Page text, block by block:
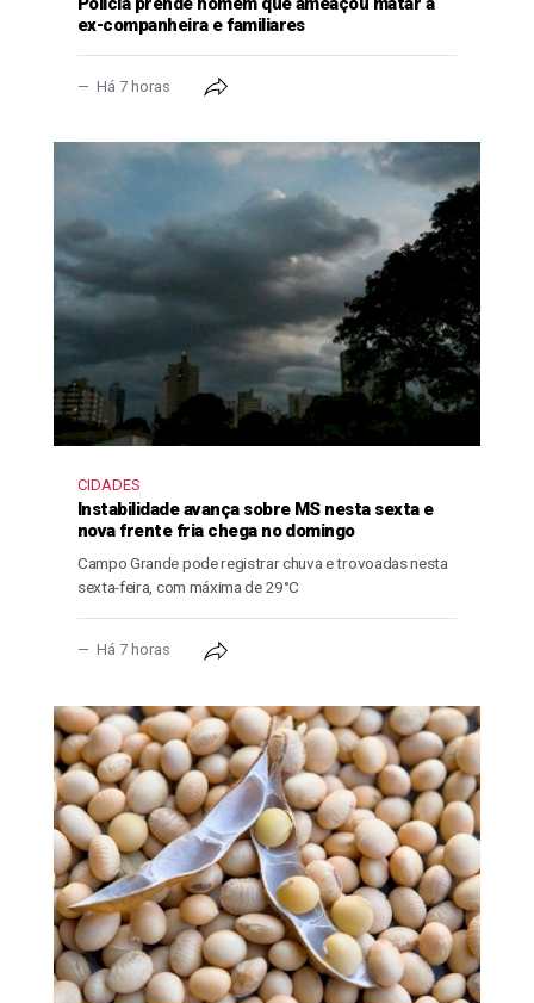
ex-companheira e familiares
Há 7 horas
CIDADES
Instabilidade avança sobre MS nesta sexta e
nova frente fria chega no domingo
Campo Grande pode registrar chuva e trovoadas nesta
sexta-feira, com máxima de 29°C
Há 7 horas